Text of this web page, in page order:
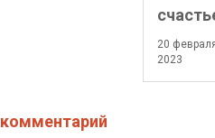
20
2023